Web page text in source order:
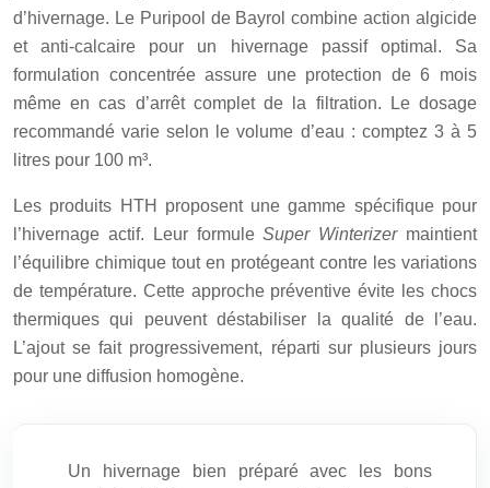
d’hivernage. Le Puripool de Bayrol combine action algicide
et anti-calcaire pour un hivernage passif optimal. Sa
formulation concentrée assure une protection de 6 mois
même en cas d’arrêt complet de la filtration. Le dosage
recommandé varie selon le volume d’eau : comptez 3 à 5
litres pour 100 m³.
Les produits HTH proposent une gamme spécifique pour
l’hivernage actif. Leur formuleSuper Winterizer maintient
l’équilibre chimique tout en protégeant contre les variations
de température. Cette approche préventive évite les chocs
thermiques qui peuvent déstabiliser la qualité de l’eau.
L’ajout se fait progressivement, réparti sur plusieurs jours
pour une diffusion homogène.
Un hivernage bien préparé avec les bons